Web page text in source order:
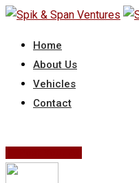
Skip
content
Home
About Us
Vehicles
Contact